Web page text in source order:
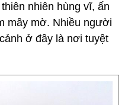
nhiên hùng vĩ, ấn
mây mờ. Nhiều người
ở đây là nơi tuyệt